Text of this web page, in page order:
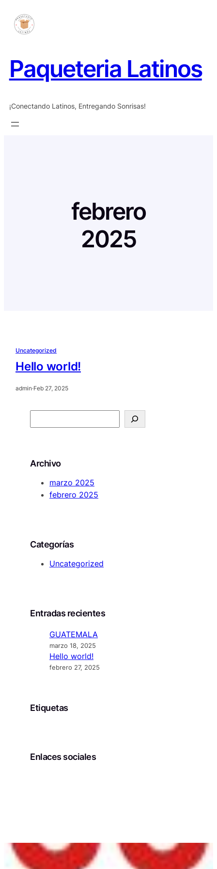
contenido
Paqueteria Latinos
¡Conectando Latinos, Entregando Sonrisas!
febrero
2025
Uncategorized
Hello world!
admin·Feb 27, 2025
e
c
Archivo
marzo 2025
febrero 2025
Categorías
Uncategorized
Entradas recientes
GUATEMALA
marzo 18, 2025
Hello world!
febrero 27, 2025
Etiquetas
Enlaces sociales